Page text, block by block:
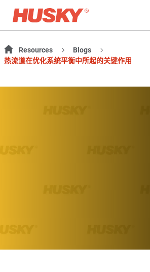
Resources
Blogs
热流道在优化系统平衡中所起的关键作用